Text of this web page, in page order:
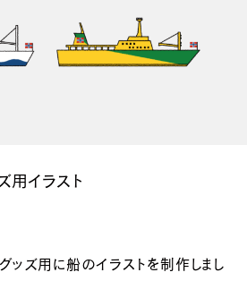
用イラスト
ズ用に船のイラストを制作しまし